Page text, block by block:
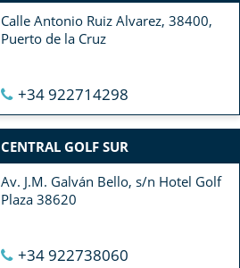
Calle Antonio Ruiz Alvarez, 38400,
Puerto de la Cruz
+34 922714298
CENTRAL GOLF SUR
Av. J.M. Galván Bello, s/n Hotel Golf
Plaza 38620
+34 922738060